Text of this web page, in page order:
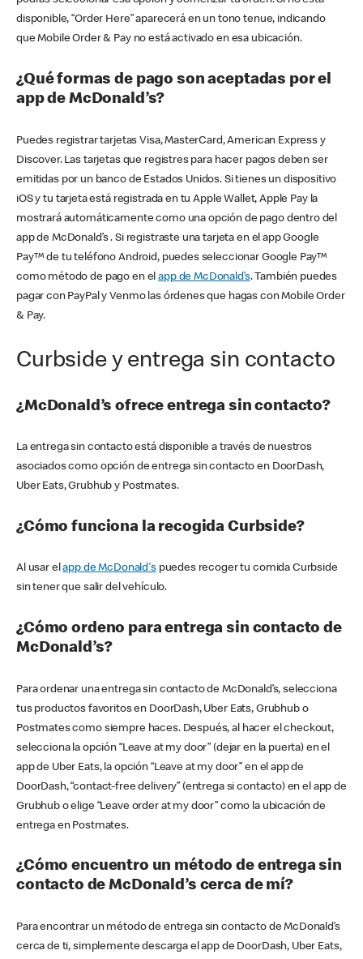
disponible, “Order Here” aparecerá en un tono tenue, indicando
que Mobile Order & Pay no está activado en esa ubicación.
¿Qué formas de pago son aceptadas por el
app de McDonald’s?
Puedes registrar tarjetas Visa, MasterCard, American Express y
Discover. Las tarjetas que registres para hacer pagos deben ser
emitidas por un banco de Estados Unidos. Si tienes un dispositivo
iOS y tu tarjeta está registrada en tu Apple Wallet, Apple Pay la
mostrará automáticamente como una opción de pago dentro del
app de McDonald’s . Si registraste una tarjeta en el app Google
Pay™ de tu teléfono Android, puedes seleccionar Google Pay™
como método de pago en elapp de McDonald’s. También puedes
pagar con PayPal y Venmo las órdenes que hagas con Mobile Order
& Pay.
Curbside y entrega sin contacto
¿McDonald’s ofrece entrega sin contacto?
La entrega sin contacto está disponible a través de nuestros
asociados como opción de entrega sin contacto en DoorDash,
Uber Eats, Grubhub y Postmates.
¿Cómo funciona la recogida Curbside?
Al usar elapp de McDonald'spuedes recoger tu comida Curbside
sin tener que salir del vehículo.
¿Cómo ordeno para entrega sin contacto de
McDonald’s?
Para ordenar una entrega sin contacto de McDonald’s, selecciona
tus productos favoritos en DoorDash, Uber Eats, Grubhub o
Postmates como siempre haces. Después, al hacer el checkout,
selecciona la opción “Leave at my door” (dejar en la puerta) en el
app de Uber Eats, la opción “Leave at my door” en el app de
DoorDash, “contact-free delivery” (entrega si contacto) en el app de
Grubhub o elige “Leave order at my door” como la ubicación de
entrega en Postmates.
¿Cómo encuentro un método de entrega sin
contacto de McDonald’s cerca de mí?
Para encontrar un método de entrega sin contacto de McDonald’s
cerca de ti, simplemente descarga el app de DoorDash, Uber Eats,